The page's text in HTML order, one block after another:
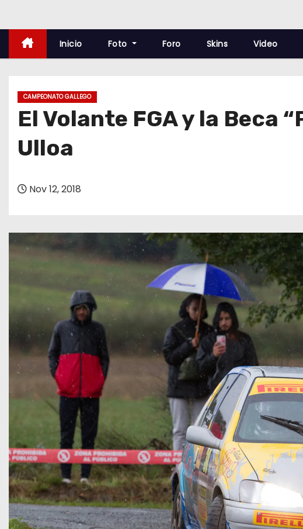
Inicio Foto Foro Skins Video
CAMPEONATO GALLEGO
El Volante FGA y la Beca
Ulloa
Nov 12, 2018